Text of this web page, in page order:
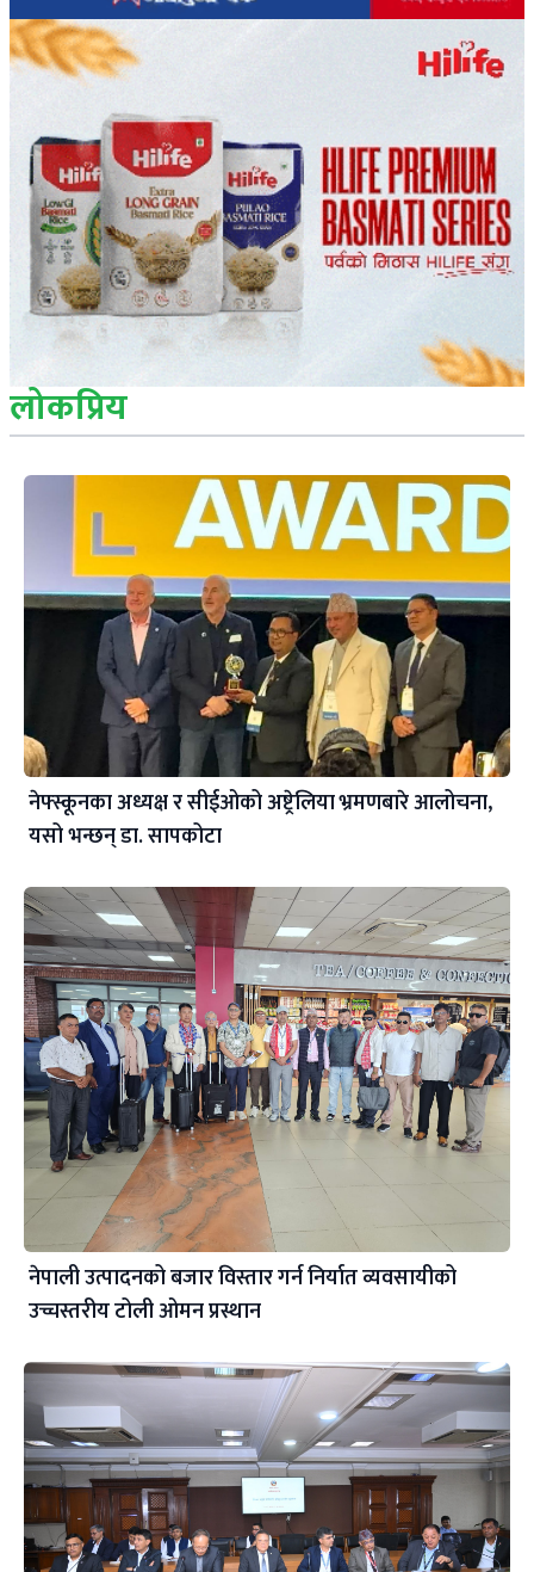
लोकप्रिय
नेफ्स्कूनका अध्यक्ष र सीईओको अष्ट्रेलिया भ्रमणबारे आलोचना,
यसो भन्छन् डा‍. सापकोटा
नेपाली उत्पादनको बजार विस्तार गर्न निर्यात व्यवसायीको
उच्चस्तरीय टोली ओमन प्रस्थान